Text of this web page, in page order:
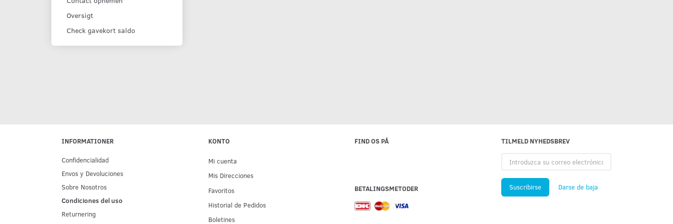
Oversigt
Check gavekort saldo
INFORMATIONER
Confidencialidad
Env­os y Devoluciones
Sobre Nosotros
Condiciones del uso
Returnering
KONTO
Mi cuenta
Mis Direcciones
Favoritos
Historial de Pedidos
Boletines
FIND OS PÅ
BETALINGSMETODER
TILMELD NYHEDSBREV
electrónico
Suscribirse Darse de baja